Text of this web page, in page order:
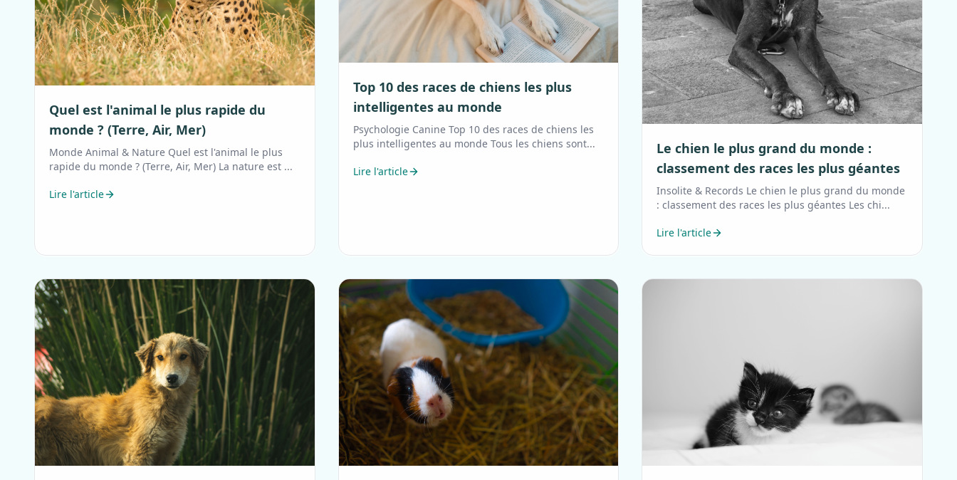
Quel est l'animal le plus rapide du
monde ? (Terre, Air, Mer)
Monde Animal & Nature Quel est l'animal le plus
rapide du monde ? (Terre, Air, Mer) La nature est ...
Lire l'article
Top 10 des races de chiens les plus
intelligentes au monde
Psychologie Canine Top 10 des races de chiens les
plus intelligentes au monde Tous les chiens sont...
Lire l'article
Le chien le plus grand du monde :
classement des races les plus géantes
Insolite & Records Le chien le plus grand du monde
: classement des races les plus géantes Les chi...
Lire l'article